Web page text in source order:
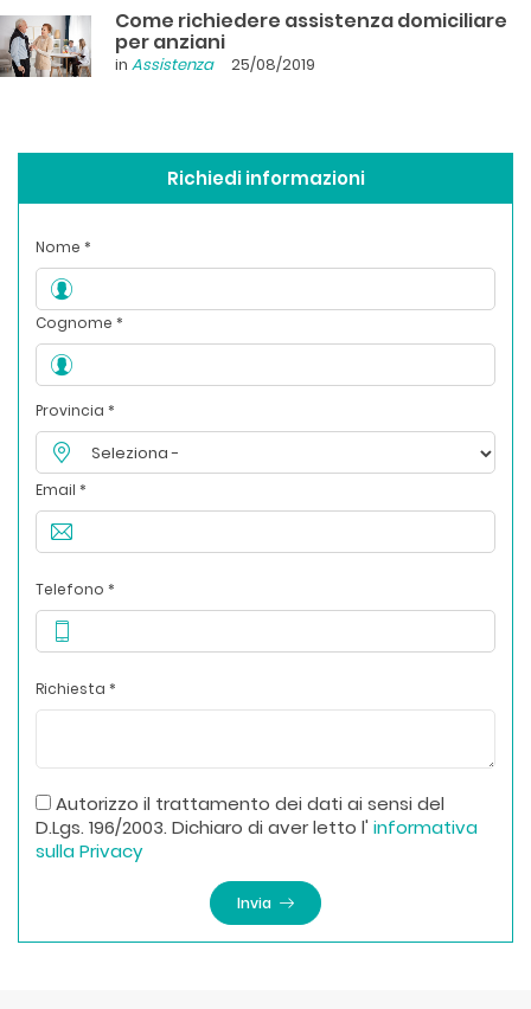
Come richiedere assistenza domiciliare
per anziani
in Assistenza 25/08/2019
Richiedi informazioni
Nome *
Cognome *
Provincia *
Email *
Telefono *
Richiesta *
Autorizzo il trattamento dei dati ai sensi del
D.Lgs. 196/2003. Dichiaro di aver letto l' informativa
sulla Privacy
Invia